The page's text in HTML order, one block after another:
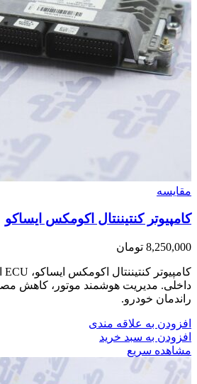
مقایسه
کامپیوتر کنتیننتال اکومکس ایساکو
8,250,000 تومان
داخلی. مدیریت هوشمند موتور، کاهش
راندمان خودرو.
افزودن به علاقه مندی
افزودن به سبد خرید
مشاهده سریع